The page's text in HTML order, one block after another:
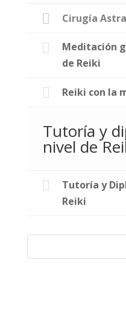
Cirugía
Meditación
de Reiki
Reiki con la
Tutoría y
nivel de
Tutoría y
Reiki